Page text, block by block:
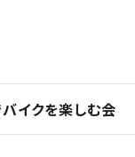
イクを楽しむ会